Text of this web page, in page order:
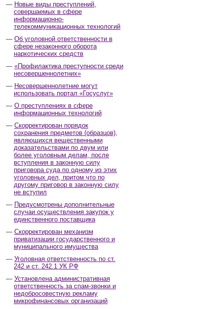
Новые виды преступлений,
совершаемых в сфере
информационно-
телекоммуникационных технологий
Об уголовной ответственности в
сфере незаконного оборота
наркотических средств
«Профилактика преступности среди
несовершеннолетних»
Несовершеннолетние могут
использовать портал «Госуслуг»
О преступлениях в сфере
информационных технологий
Скорректирован порядок
сохранения предметов (образцов),
являющихся вещественными
доказательствами по двум или
более уголовным делам, после
вступления в законную силу
приговора суда по одному из этих
уголовных дел, притом что по
другому приговор в законную силу
не вступил
Предусмотрены дополнительные
случаи осуществления закупок у
единственного поставщика
Скорректирован механизм
приватизации государственного и
муниципального имущества
Уголовная ответственность по ст.
242 и ст. 242.1 УК РФ
Установлена административная
ответственность за спам-звонки и
недобросовестную рекламу
микрофинансовых организаций